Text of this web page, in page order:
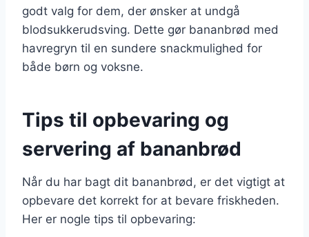
godt valg for dem, der ønsker at undgå
blodsukkerudsving. Dette gør bananbrød med
havregryn til en sundere snackmulighed for
både børn og voksne.
Tips til opbevaring og
servering af bananbrød
Når du har bagt dit bananbrød, er det vigtigt at
opbevare det korrekt for at bevare friskheden.
Her er nogle tips til opbevaring: